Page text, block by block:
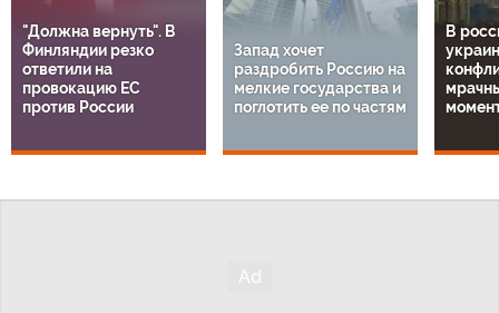
"Должна вернуть". В
Финляндии резко
ответили на
провокацию ЕС
против России
Запад хочет
раздробить Россию на
мелкие государства и
поглотить ее по частям
В